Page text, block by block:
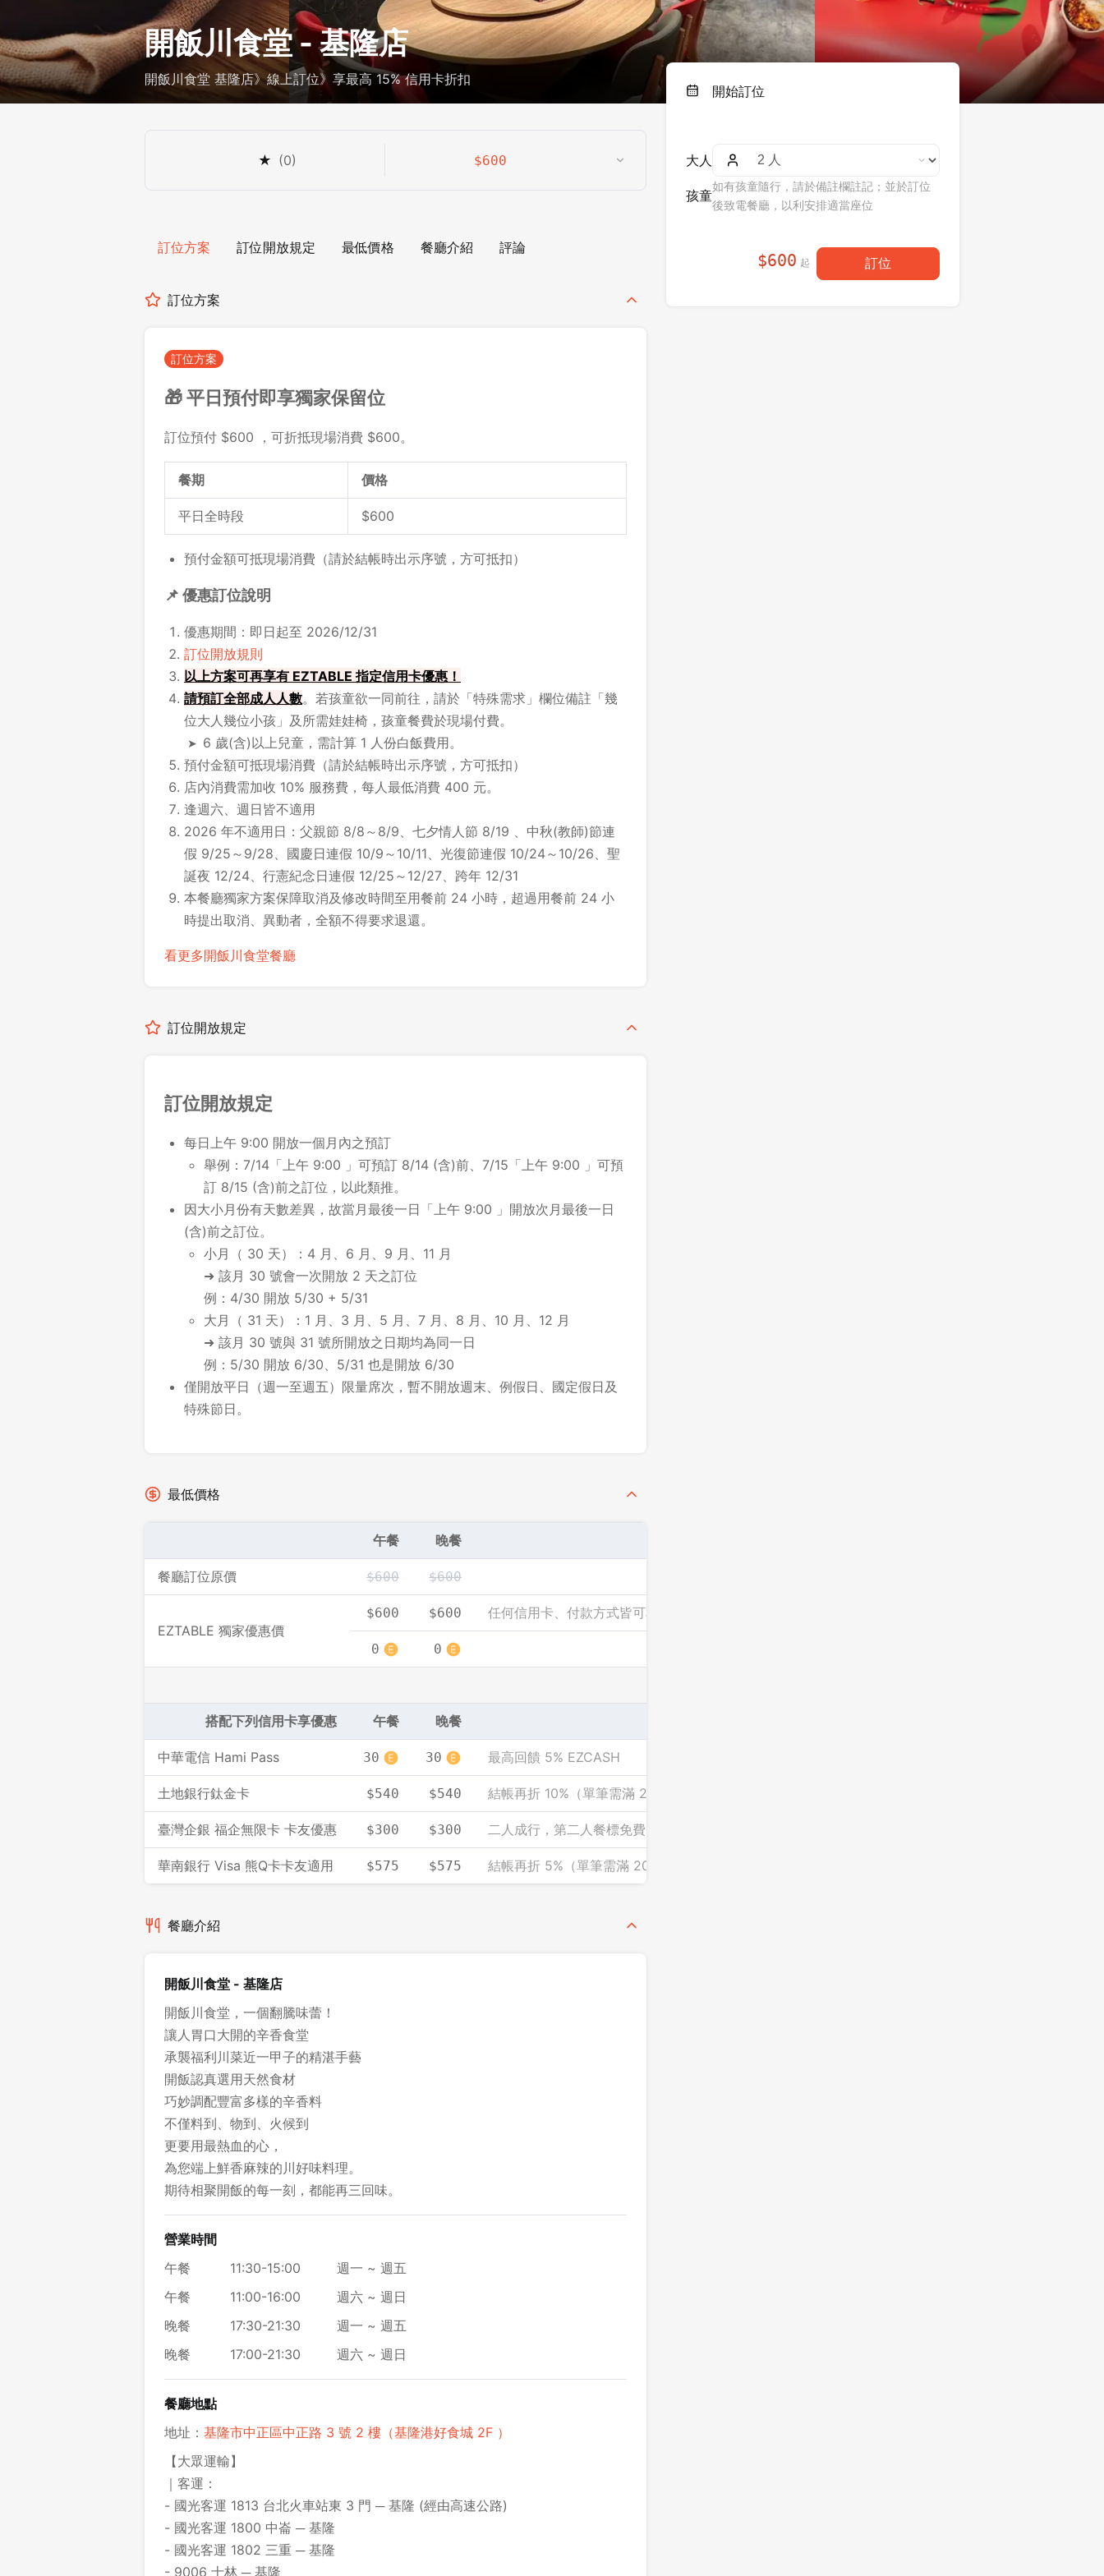
開飯川食堂 - 基隆店
開飯川食堂 基隆店》線上訂位》享最高 15% 信用卡折扣
★ (0) $600
訂位方案 訂位開放規定 最低價格 餐廳介紹 評論
訂位方案
訂位方案
🎁 平日預付即享獨家保留位
訂位預付 $600 ，可折抵現場消費 $600。
餐期 價格
平日全時段 $600
預付金額可抵現場消費（請於結帳時出示序號，方可抵扣）
📌 優惠訂位說明
優惠期間：即日起至 2026/12/31
訂位開放規則
以上方案可再享有 EZTABLE 指定信用卡優惠！
請預訂全部成人人數。若孩童欲一同前往，請於「特殊需求」欄位備註「幾
位大人幾位小孩」及所需娃娃椅，孩童餐費於現場付費。
6 歲(含)以上兒童，需計算 1 人份白飯費用。
預付金額可抵現場消費（請於結帳時出示序號，方可抵扣）
店內消費需加收 10% 服務費，每人最低消費 400 元。
逢週六、週日皆不適用
2026 年不適用日：父親節 8/8～8/9、七夕情人節 8/19 、中秋(教師)節連
假 9/25～9/28、國慶日連假 10/9～10/11、光復節連假 10/24～10/26、聖
誕夜 12/24、行憲紀念日連假 12/25～12/27、跨年 12/31
本餐廳獨家方案保障取消及修改時間至用餐前 24 小時，超過用餐前 24 小
時提出取消、異動者，全額不得要求退還。
看更多開飯川食堂餐廳
訂位開放規定
訂位開放規定
每日上午 9:00 開放一個月內之預訂
舉例：7/14「上午 9:00 」可預訂 8/14 (含)前、7/15「上午 9:00 」可預
訂 8/15 (含)前之訂位，以此類推。
因大小月份有天數差異，故當月最後一日「上午 9:00 」開放次月最後一日
(含)前之訂位。
小月（ 30 天）：4 月、6 月、9 月、11 月
➜ 該月 30 號會一次開放 2 天之訂位
例：4/30 開放 5/30 + 5/31
大月（ 31 天）：1 月、3 月、5 月、7 月、8 月、10 月、12 月
➜ 該月 30 號與 31 號所開放之日期均為同一日
例：5/30 開放 6/30、5/31 也是開放 6/30
僅開放平日（週一至週五）限量席次，暫不開放週末、例假日、國定假日及
特殊節日。
最低價格
午餐 晚餐
餐廳訂位原價 $600 $600
EZTABLE 獨家優惠價
$600 $600 任何信用卡、付款方式皆可享此優惠價
0 0
搭配下列信用卡享優惠 午餐 晚餐
中華電信 Hami Pass 30 30 最高回饋 5% EZCASH
土地銀行鈦金卡 $540 $540 結帳再折 10%（單筆需滿 2000）
臺灣企銀 福企無限卡 卡友優惠 $300 $300 二人成行，第二人餐標免費（人均計）
華南銀行 Visa 熊Q卡卡友適用 $575 $575 結帳再折 5%（單筆需滿 2000）
餐廳介紹
開飯川食堂 - 基隆店
開飯川食堂，一個翻騰味蕾！
讓人胃口大開的辛香食堂
承襲福利川菜近一甲子的精湛手藝
開飯認真選用天然食材
巧妙調配豐富多樣的辛香料
不僅料到、物到、火候到
更要用最熱血的心，
為您端上鮮香麻辣的川好味料理。
期待相聚開飯的每一刻，都能再三回味。
營業時間
午餐
11:30-15:00
週一 ~ 週五
午餐
11:00-16:00
週六 ~ 週日
晚餐
17:30-21:30
週一 ~ 週五
晚餐
17:00-21:30 週六 ~ 週日
餐廳地點
地址： 基隆市中正區中正路 3 號 2 樓（基隆港好食城 2F ）
【大眾運輸】
｜客運：
- 國光客運 1813 台北火車站東 3 門 ─ 基隆 (經由高速公路)
- 國光客運 1800 中崙 ─ 基隆
- 國光客運 1802 三重 ─ 基隆
- 9006 士林 ─ 基隆
開始訂位
大人
孩童
如有孩童隨行，請於備註欄註記；並於訂位
後致電餐廳，以利安排適當座位
$600 起 訂位